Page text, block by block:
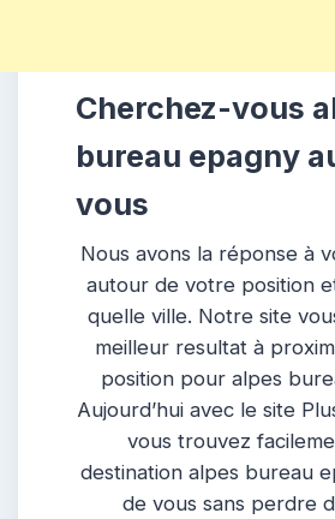
Cherchez-vous
bureau epagny
vous
Nous avons la réponse à
autour de votre position
quelle ville. Notre site
meilleur resultat à
position pour alpes
Aujourd’hui avec le site
vous trouvez
destination alpes bureau
de vous sans perdre